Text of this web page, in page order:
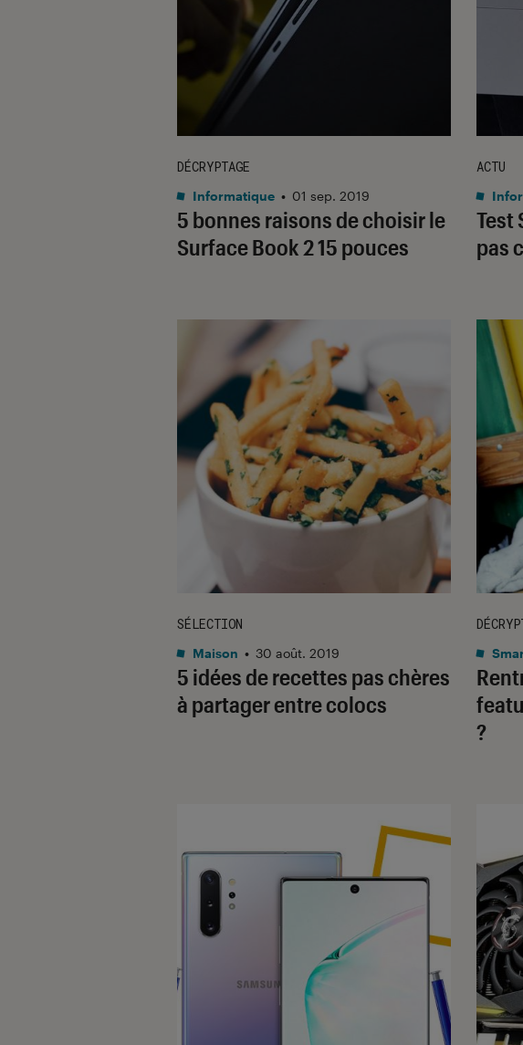
5 bonnes raisons de choisir le
Surface Book 2 15 pouces
DÉCRYPTAGE
Informatique • 01 sep. 2019
Test
pas
ACTU
5 idées de recettes pas chères
à partager entre colocs
SÉLECTION
Maison • 30 août. 2019
?